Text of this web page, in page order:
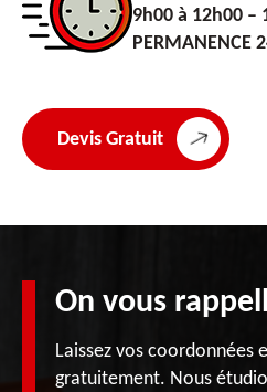
9h00 à 12h00 –
PERMANENCE
Devis Gratuit
On vous
Laissez vos coordonnées
gratuitement. Nous